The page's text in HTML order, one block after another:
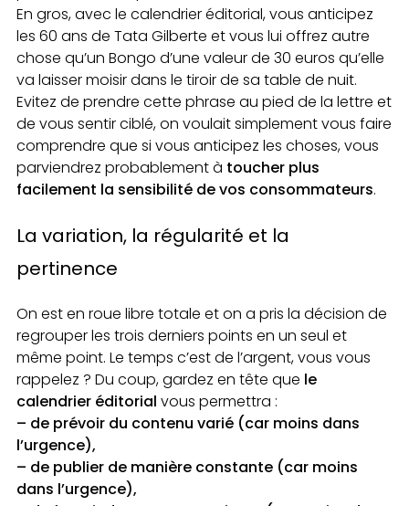
En gros, avec le calendrier éditorial, vous anticipez
les 60 ans de Tata Gilberte et vous lui offrez autre
chose qu’un Bongo d’une valeur de 30 euros qu’elle
va laisser moisir dans le tiroir de sa table de nuit.
Evitez de prendre cette phrase au pied de la lettre et
de vous sentir ciblé, on voulait simplement vous faire
comprendre que si vous anticipez les choses, vous
parviendrez probablement à toucher plus
facilement la sensibilité de vos consommateurs.
La variation, la régularité et la
pertinence
On est en roue libre totale et on a pris la décision de
regrouper les trois derniers points en un seul et
même point. Le temps c’est de l’argent, vous vous
rappelez ? Du coup, gardez en tête que le
calendrier éditorial vous permettra :
– de prévoir du contenu varié (car moins dans
l’urgence),
– de publier de manière constante (car moins
dans l’urgence),